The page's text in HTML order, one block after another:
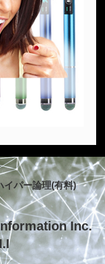
イパー論理(有料)
Inc.